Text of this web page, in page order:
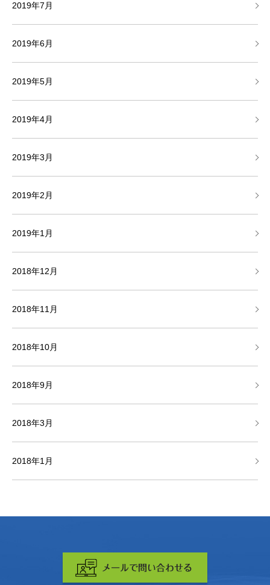
2019年7月
2019年6月
2019年5月
2019年4月
2019年3月
2019年2月
2019年1月
2018年12月
2018年11月
2018年10月
2018年9月
2018年3月
2018年1月